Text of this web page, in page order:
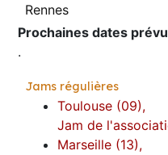
Rennes
Prochaines dates
.
Jams régulières
Toulouse (09),
Jam de
Marseille (13),